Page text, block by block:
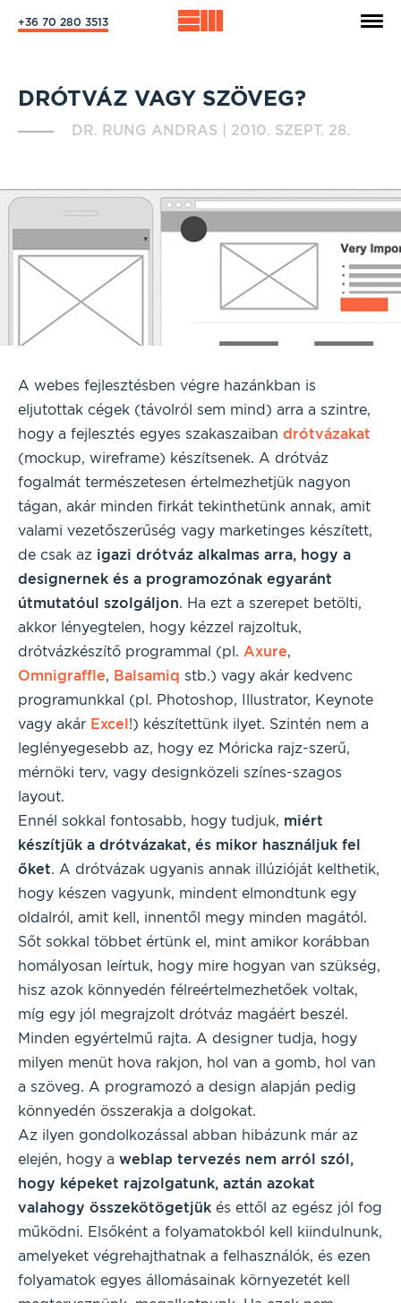
+36 70 280 3513
DRÓTVÁZ VAGY SZÖVEG?
DR. RUNG ANDRAS 2010. SZEPT. 28.
A webes fejlesztésben végre hazánkban is
eljutottak cégek (távolról sem mind) arra a szintre,
hogy a fejlesztés egyes szakaszaiban drótvázakat
(mockup, wireframe) készítsenek. A drótváz
fogalmát természetesen értelmezhetjük nagyon
tágan, akár minden firkát tekinthetünk annak, amit
valami vezetőszerűség vagy marketinges készített,
de csak az igazi drótváz alkalmas arra, hogy a
designernek és a programozónak egyaránt
útmutatóul szolgáljon. Ha ezt a szerepet betölti,
akkor lényegtelen, hogy kézzel rajzoltuk,
drótvázkészítő programmal (pl. Axure,
Omnigraffle, Balsamiq stb.) vagy akár kedvenc
programunkkal (pl. Photoshop, Illustrator, Keynote
vagy akár Excel!) készítettünk ilyet. Szintén nem a
leglényegesebb az, hogy ez Móricka rajz-szerű,
mérnöki terv, vagy designközeli színes-szagos
layout.
Ennél sokkal fontosabb, hogy tudjuk, miért
készítjük a drótvázakat, és mikor használjuk fel
őket. A drótvázak ugyanis annak illúzióját kelthetik,
hogy készen vagyunk, mindent elmondtunk egy
oldalról, amit kell, innentől megy minden magától.
Sőt sokkal többet értünk el, mint amikor korábban
homályosan leírtuk, hogy mire hogyan van szükség,
hisz azok könnyedén félreértelmezhetőek voltak,
míg egy jól megrajzolt drótváz magáért beszél.
Minden egyértelmű rajta. A designer tudja, hogy
milyen menüt hova rakjon, hol van a gomb, hol van
a szöveg. A programozó a design alapján pedig
könnyedén összerakja a dolgokat.
Az ilyen gondolkozással abban hibázunk már az
elején, hogy a weblap tervezés nem arról szól,
hogy képeket rajzolgatunk, aztán azokat
valahogy összekötögetjük és ettől az egész jól fog
működni. Elsőként a folyamatokból kell kiindulnunk,
amelyeket végrehajthatnak a felhasználók, és ezen
folyamatok egyes állomásainak környezetét kell